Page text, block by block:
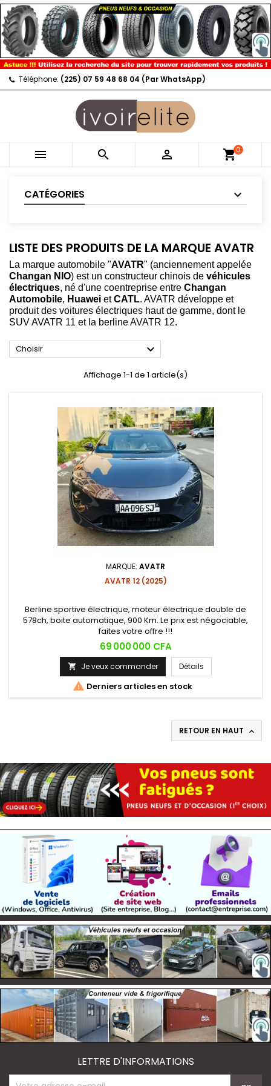
Téléphone: (225) 07 59 48 68 04 (Par WhatsApp)
   shopping_cart0
CATÉGORIES
LISTE DES PRODUITS DE LA MARQUE AVATR
La marque automobile "AVATR" (anciennement appelée
Changan NIO) est un constructeur chinois de véhicules
électriques, né d'une coentreprise entre Changan
Automobile, Huawei etCATL. AVATR développe et
produit des voitures électriques haut de gamme, dont le
SUV AVATR 11 et la berline AVATR 12.
Choisir 
Affichage 1-1 de 1 article(s)
MARQUE: AVATR
AVATR 12 (2025)
Berline sportive électrique, moteur électrique double de
578ch, boite automatique, 900 Km. Le prix est négociable,
faites votre offre !!!
Prix
69 000 000 CFA
 Je veux commander Détails
 Derniers articles en stock
RETOUR EN HAUT 
LETTRE D'INFORMATIONS